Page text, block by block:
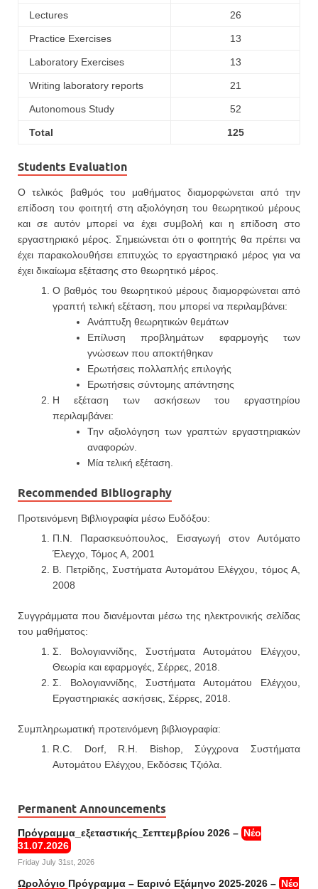
Lectures 26
Practice Exercises 13
Laboratory Exercises 13
Writing laboratory reports 21
Autonomous Study 52
Total 125
Students Evaluation
Ο τελικός βαθμός του μαθήματος διαμορφώνεται από την
επίδοση του φοιτητή στη αξιολόγηση του θεωρητικού μέρους
και σε αυτόν μπορεί να έχει συμβολή και η επίδοση στο
εργαστηριακό μέρος. Σημειώνεται ότι ο φοιτητής θα πρέπει να
έχει παρακολουθήσει επιτυχώς το εργαστηριακό μέρος για να
έχει δικαίωμα εξέτασης στο θεωρητικό μέρος.
Ο βαθμός του θεωρητικού μέρους διαμορφώνεται από
γραπτή τελική εξέταση, που μπορεί να περιλαμβάνει:
Ανάπτυξη θεωρητικών θεμάτων
Επίλυση προβλημάτων εφαρμογής των
γνώσεων που αποκτήθηκαν
Ερωτήσεις πολλαπλής επιλογής
Ερωτήσεις σύντομης απάντησης
Η εξέταση των ασκήσεων του εργαστηρίου
περιλαμβάνει:
Την αξιολόγηση των γραπτών εργαστηριακών
αναφορών.
Μία τελική εξέταση.
Recommended Bibliography
Προτεινόμενη Βιβλιογραφία μέσω Ευδόξου:
Π.Ν. Παρασκευόπουλος, Εισαγωγή στον Αυτόματο
Έλεγχο, Τόμος Α, 2001
Β. Πετρίδης, Συστήματα Αυτομάτου Ελέγχου, τόμος Α,
2008
Συγγράμματα που διανέμονται μέσω της ηλεκτρονικής σελίδας
του μαθήματος:
Σ. Βολογιαννίδης, Συστήματα Αυτομάτου Ελέγχου,
Θεωρία και εφαρμογές, Σέρρες, 2018.
Σ. Βολογιαννίδης, Συστήματα Αυτομάτου Ελέγχου,
Εργαστηριακές ασκήσεις, Σέρρες, 2018.
Συμπληρωματική προτεινόμενη βιβλιογραφία:
R.C. Dorf, R.H. Bishop, Σύγχρονα Συστήματα
Αυτομάτου Ελέγχου, Εκδόσεις Τζιόλα.
Permanent Announcements
Πρόγραμμα_εξεταστικής_Σεπτεμβρίου 2026 – Νέο
31.07.2026
Friday July 31st, 2026
Ωρολόγιο Πρόγραμμα – Εαρινό Εξάμηνο 2025-2026 – Νέο